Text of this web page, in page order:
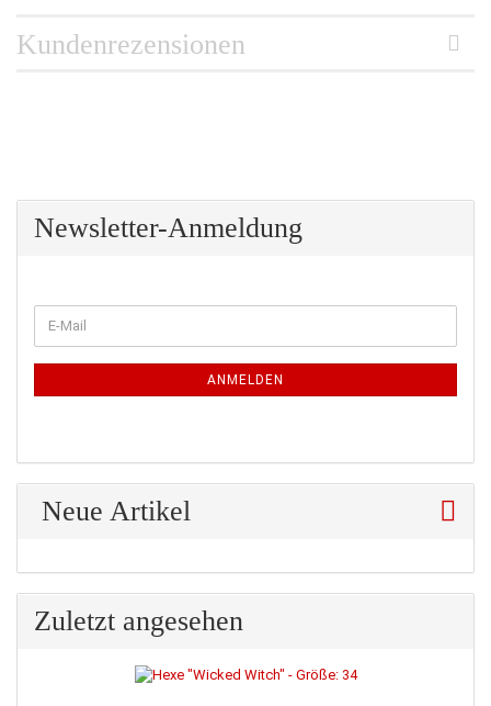
Kundenrezensionen
Newsletter-Anmeldung
ZUR
NEWSLETTER-
E-
Mail
ANMELDEN
Neue Artikel
Zuletzt angesehen